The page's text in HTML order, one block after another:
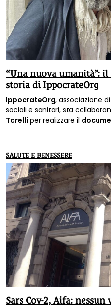
“Una nuova umanità”:
storia di IppocrateOrg
IppocrateOrg, associazione
sociali e sanitari, sta
Torelli per realizzare il
Covid.
SALUTE E BENESSERE
Sars Cov-2, Aifa: nessun